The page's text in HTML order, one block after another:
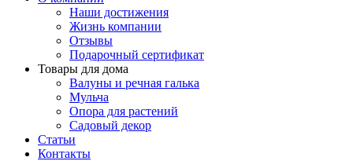
Наши достижения
Жизнь компании
Отзывы
Подарочный сертификат
Товары для дома
Валуны и речная галька
Мульча
Опора для растений
Садовый декор
Статьи
Контакты